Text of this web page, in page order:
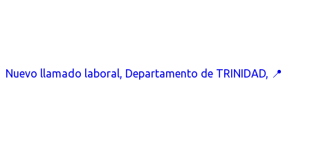
Nuevo llamado laboral, Departamento de TRINIDAD, 📍